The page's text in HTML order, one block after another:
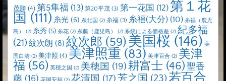
茂勝 (4) 第5隼福 (13) 第20平茂 (3) 第一花国 (12) 第１花
国 (111) 糸光 (6) 糸北国 (2) 糸福 (3) 糸福(大分) (10) 糸福（鹿児
島）
(2) 糸秀 (5) 糸花 (2) 糸藤（鹿児島） (2) 系統による価格差 (2) 紀多福
(21) 紋次朗 (8) 紋次郎 (59)美国桜 (146) 美
国白清 (2) 美津照 (4) 美津照重 (83) 美津百合 (2) 美津
福 (56) 美穂之国 (2) 美穂国 (19)耕富士 (46)聖香
藤 (16) 花国安福 (2) 花清国 (17)芳之国 (23)若百合